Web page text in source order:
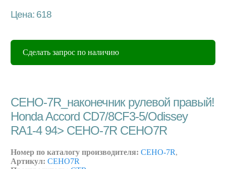
Цена: 618
Сделать запрос по наличию
CEHO-7R_наконечник рулевой правый!
Honda Accord CD7/8CF3-5/Odissey
RA1-4 94> CEHO-7R CEHO7R
Номер по каталогу производителя: CEHO-7R,
Артикул: CEHO7R